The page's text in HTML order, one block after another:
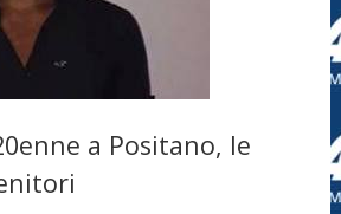
a Positano, le